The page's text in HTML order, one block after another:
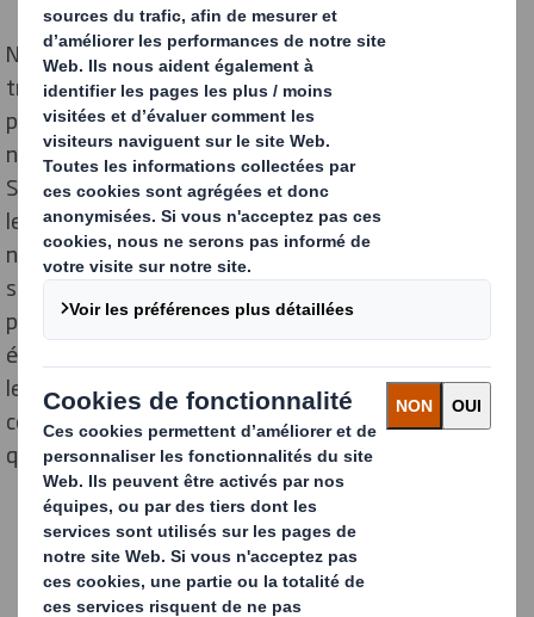
Nous nous engageons à ce que nos employés
travaillent dans un environnement sûr, équitable et
productif. Notre approche et nos attentes à l'égard de
nos employés reposent sur les cinq valeurs de DS
Smith. Nos employés ont un double rôle à jouer. Par
leurs actions et leurs comportements au quotidien, ils
nous permettent de tenir notre promesse d'être les
stratèges les plus durables, les plus innovants et les
plus performants en matière d'emballage. Mais ils sont
également tous les ambassadeurs de nos valeurs, et
leur interaction avec les clients, les fournisseurs et la
communauté au sens large est tout aussi importante
que leur travail dans toutes nos usines.